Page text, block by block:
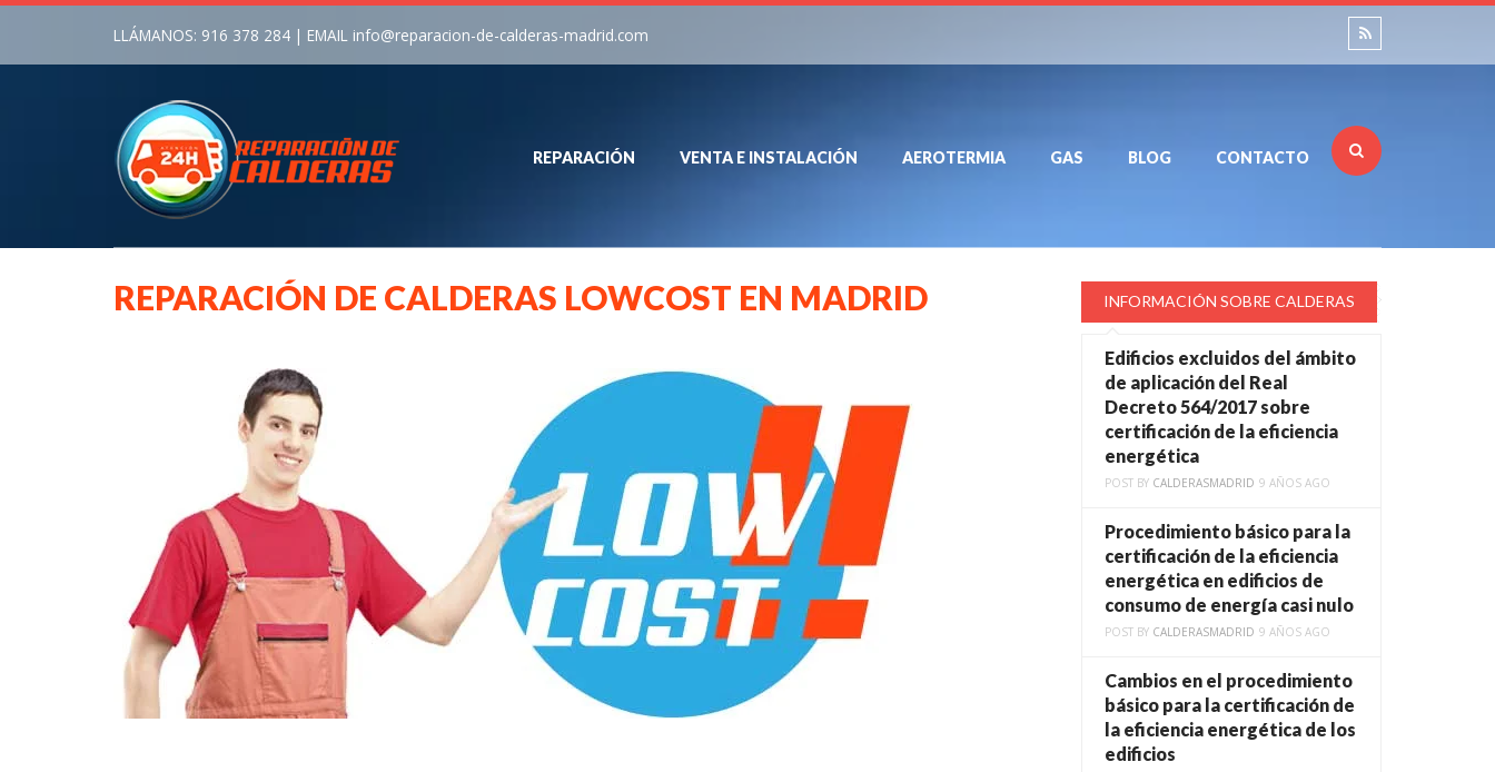
LLÁMANOS: 916 378 284 | EMAIL info@reparacion-de-calderas-madrid.com
REPARACIÓN VENTA E INSTALACIÓN AEROTERMIA GAS BLOG CONTACTO
REPARACIÓN DE CALDERAS LOWCOST EN MADRID INFORMACIÓN SOBRE CALDERAS
Edificios excluidos del ámbito
de aplicación del Real
Decreto 564/2017 sobre
certificación de la eficiencia
energética
POST BY CALDERASMADRID 9 AÑOS AGO
Procedimiento básico para la
certificación de la eficiencia
energética en edificios de
consumo de energía casi nulo
POST BY CALDERASMADRID 9 AÑOS AGO
Cambios en el procedimiento
básico para la certificación de
la eficiencia energética de los
edificios